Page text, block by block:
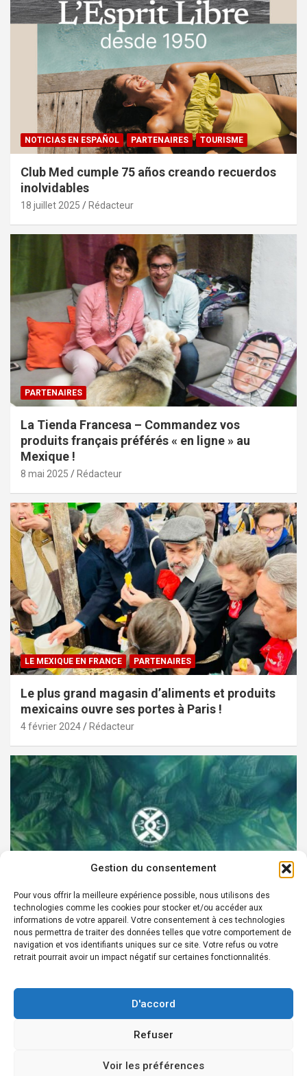
Gestion du consentement
Pour vous offrir la meilleure expérience possible, nous utilisons des
technologies comme les cookies pour stocker et/ou accéder aux
informations de votre appareil. Votre consentement à ces technologies
nous permettra de traiter des données telles que votre comportement de
navigation et vos identifiants uniques sur ce site. Votre refus ou votre
retrait pourrait avoir un impact négatif sur certaines fonctionnalités.
D'accord
Refuser
Voir les préférences
NOTICIAS EN ESPAÑOL PARTENAIRES TOURISME
Club Med cumple 75 años creando recuerdos
inolvidables
18 juillet 2025 Rédacteur
PARTENAIRES
La Tienda Francesa – Commandez vos
produits français préférés « en ligne » au
Mexique !
8 mai 2025 Rédacteur
LE MEXIQUE EN FRANCE PARTENAIRES
Le plus grand magasin d’aliments et produits
mexicains ouvre ses portes à Paris !
4 février 2024 Rédacteur
PARTENAIRES
Devenez Ambassadeur XOCHI BOTANICALS –
« El espíritu francés con corazón de México! »
Édition en ligne depuis 2007 - Courriel Infos: